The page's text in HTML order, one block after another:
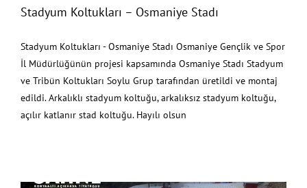
Stadyum Koltukları – Osmaniye Stadı
Stadyum Koltukları - Osmaniye Stadı Osmaniye Gençlik ve Spor
İl Müdürlüğünün projesi kapsamında Osmaniye Stadı Stadyum
ve Tribün Koltukları Soylu Grup tarafından üretildi ve montaj
edildi. Arkalıklı stadyum koltuğu, arkalıksız stadyum koltuğu,
açılır katlanır stad koltuğu. Hayılı olsun